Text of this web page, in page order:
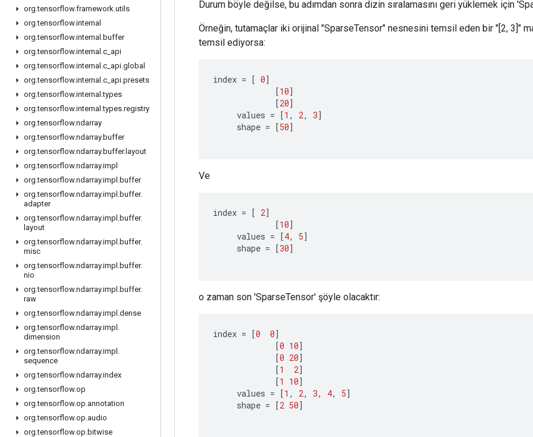
org.tensorflow.framework.utils
org.tensorflow.internal
org.tensorflow.internal .buffer
org.tensorflow.internal .c api
org.tensorflow.internal .c api.global
org.tensorflow.internal .c api.presets
org.tensorflow.internal .types
org.tensorflow.internal .types.registry
org.tensorflow.ndarray
org.tensorflow.ndarray.buffer
org.tensorflow.ndarray.buffer. layout
org.tensorflow.ndarray.impl
org.tensorflow.ndarray.impl .buffer
org.tensorflow.ndarray.impl .buffer.
adapter
org.tensorflow.ndarray.impl .buffer.
layout
org.tensorflow.ndarray.impl .buffer.
misc
org.tensorflow.ndarray.impl .buffer.
nio
org.tensorflow.ndarray.impl .buffer.
raw
org.tensorflow.ndarray.impl .dense
org.tensorflow.ndarray.impl .
dimension
org.tensorflow.ndarray.impl .
sequence
org.tensorflow.ndarray.index
org.tensorflow.op
org.tensorflow.op.annotation
org.tensorflow.op.audio
org.tensorflow.op.bitwise
Durum böyle değilse, bu adımdan sonra dizin sıralamasını geri yüklemek için
Örneğin, tutamaçlar iki orijinal "SparseTensor" nesnesini temsil eden bir "[2, 3]"
temsil ediyorsa:
index = [ 0]
[10]
[20]
values = [1 , 2, 3]
shape = [50]
Ve
index = [ 2]
[10]
values = [4, 5]
shape = [30]
o zaman son 'SparseTensor' şöyle olacaktır:
index = [0 0]
[0 10]
[0 20]
[1 2]
[1 10]
values = [1 , 2, 3, 4, 5]
shape = [2 50]